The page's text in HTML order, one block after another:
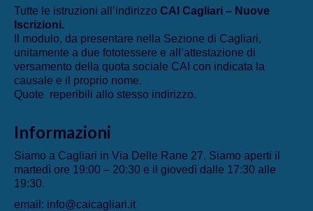
Tutte le istruzioni all’indirizzo CAI Cagliari – Nuove
Iscrizioni.
Il modulo, da presentare nella Sezione di Cagliari,
unitamente a due fototessere e all’attestazione di
versamento della quota sociale CAI con indicata la
causale e il proprio nome.
Quote reperibili allo stesso indirizzo.
Informazioni
Siamo a Cagliari in Via Delle Rane 27. Siamo aperti il
martedì ore 19:00 – 20:30 e il giovedì dalle 17:30 alle
19:30.
email: info@caicagliari.it